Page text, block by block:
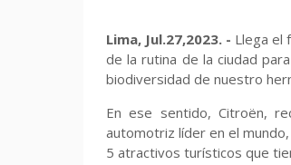
Lima, Jul.27,2023. - Llega el
de la rutina de la ciudad
biodiversidad de nuestro
En ese sentido, Citroën,
automotriz líder en el
5 atractivos turísticos que